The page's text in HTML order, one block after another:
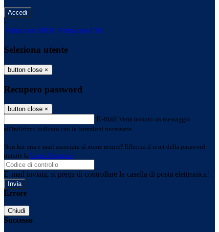
-
Entra con SPID Entra con CIE
Seleziona utente
button close ×
Recupero password
button close ×
E-mail Verrà inviato un messaggio
all'indirizzo indicato con le istruzioni necessarie.
Non hai una e-mail associata al nome utente? Effettua il reset della password
tramite la Login Spaggiari
E-mail inviata, si prega di controllare la casella di posta elettronica!
Errore
Chiudi
Successo